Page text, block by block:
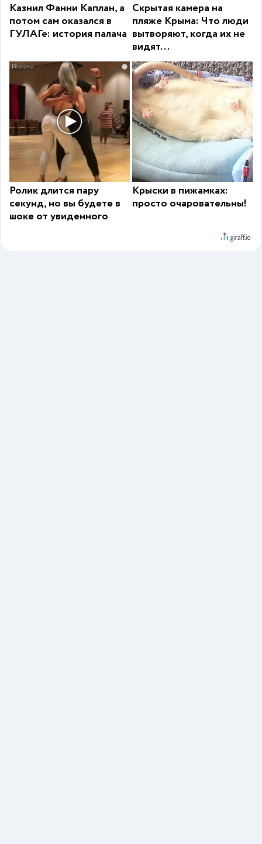
Казнил Фанни Каплан, а
потом сам оказался в
ГУЛАГе: история палача
Скрытая камера на
пляже Крыма: Что люди
вытворяют, когда их не
видят...
i
Ролик длится пару
секунд, но вы будете в
шоке от увиденного
Крыски в пижамках:
просто очаровательны!